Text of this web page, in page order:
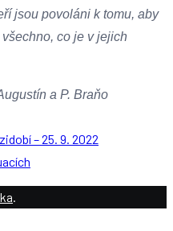
jsou povoláni k tomu, aby
co je v jejich
a P. Braňo
– 25. 9. 2022